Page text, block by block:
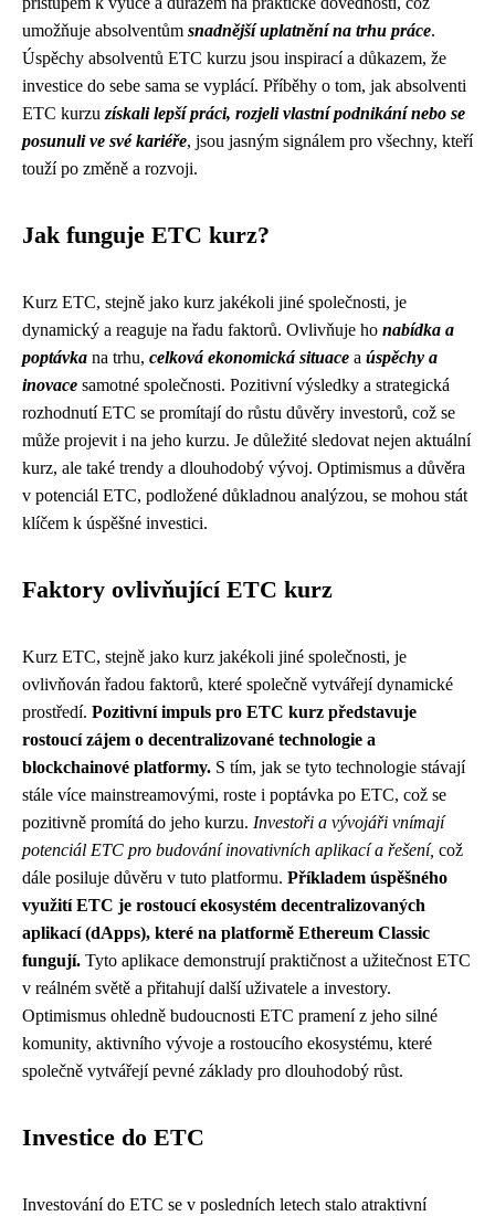
umožňuje absolventům snadnější uplatnění na trhu práce.
Úspěchy absolventů ETC kurzu jsou inspirací a důkazem, že
investice do sebe sama se vyplácí. Příběhy o tom, jak absolventi
ETC kurzu získali lepší práci, rozjeli vlastní podnikání nebo se
posunuli ve své kariéře, jsou jasným signálem pro všechny, kteří
touží po změně a rozvoji.
Jak funguje ETC kurz?
Kurz ETC, stejně jako kurz jakékoli jiné společnosti, je
dynamický a reaguje na řadu faktorů. Ovlivňuje ho nabídka a
poptávka na trhu, celková ekonomická situace a úspěchy a
inovace samotné společnosti. Pozitivní výsledky a strategická
rozhodnutí ETC se promítají do růstu důvěry investorů, což se
může projevit i na jeho kurzu. Je důležité sledovat nejen aktuální
kurz, ale také trendy a dlouhodobý vývoj. Optimismus a důvěra
v potenciál ETC, podložené důkladnou analýzou, se mohou stát
klíčem k úspěšné investici.
Faktory ovlivňující ETC kurz
Kurz ETC, stejně jako kurz jakékoli jiné společnosti, je
ovlivňován řadou faktorů, které společně vytvářejí dynamické
prostředí. Pozitivní impuls pro ETC kurz představuje
rostoucí zájem o decentralizované technologie a
blockchainové platformy. S tím, jak se tyto technologie stávají
stále více mainstreamovými, roste i poptávka po ETC, což se
pozitivně promítá do jeho kurzu. Investoři a vývojáři vnímají
potenciál ETC pro budování inovativních aplikací a řešení, což
dále posiluje důvěru v tuto platformu. Příkladem úspěšného
využití ETC je rostoucí ekosystém decentralizovaných
aplikací (dApps), které na platformě Ethereum Classic
fungují. Tyto aplikace demonstrují praktičnost a užitečnost ETC
v reálném světě a přitahují další uživatele a investory.
Optimismus ohledně budoucnosti ETC pramení z jeho silné
komunity, aktivního vývoje a rostoucího ekosystému, které
společně vytvářejí pevné základy pro dlouhodobý růst.
Investice do ETC
Investování do ETC se v posledních letech stalo atraktivní